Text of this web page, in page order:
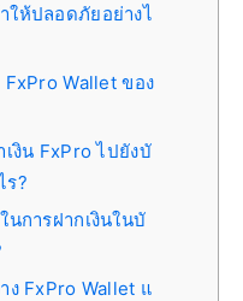
ให้ปลอดภัยอย่างไ
Wallet ของ
เงิน FxPro ไปยังบั
ร?
นการฝากเงินในบั
ง FxPro Wallet แ